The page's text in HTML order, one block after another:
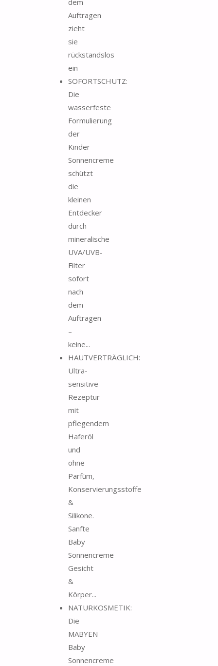
Auftragen
zieht
sie
rückstandslos
ein
SOFORTSCHUTZ:
Die
wasserfeste
Formulierung
der
Kinder
Sonnencreme
schützt
die
kleinen
Entdecker
durch
mineralische
UVA/UVB-
Filter
sofort
nach
dem
Auftragen
–
keine...
HAUTVERTRÄGLICH:
Ultra-
sensitive
Rezeptur
mit
pflegendem
Haferöl
und
ohne
Parfüm,
Konservierungsstoffe
&
Silikone.
Sanfte
Baby
Sonnencreme
Gesicht
&
Körper...
NATURKOSMETIK:
Die
MABYEN
Baby
Sonnencreme